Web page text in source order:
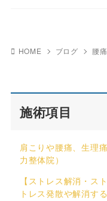
HOME ブログ 腰痛
施術項目
肩こりや腰痛、生理
力整体院）
【ストレス解消・ス
トレス発散や解消す